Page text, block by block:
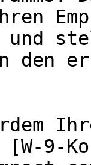
und
den
9-